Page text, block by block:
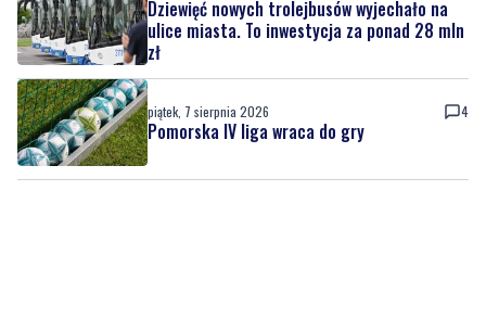
Dziewięć nowych trolejbusów wyjechało na
ulice miasta. To inwestycja za ponad 28 mln
zł
piątek, 7 sierpnia 2026 4
Pomorska IV liga wraca do gry